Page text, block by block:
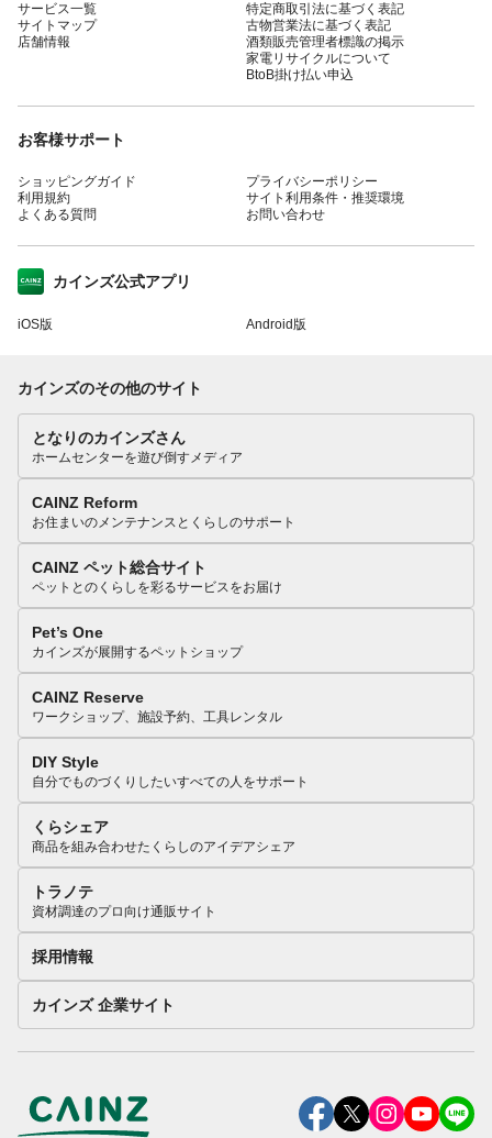
サービス一覧
サイトマップ
店舗情報
特定商取引法に基づく表記
古物営業法に基づく表記
酒類販売管理者標識の掲示
家電リサイクルについて
BtoB掛け払い申込
お客様サポート
ショッピングガイド
利用規約
よくある質問
プライバシーポリシー
サイト利用条件・推奨環境
お問い合わせ
カインズ公式アプリ
iOS版 Android版
カインズのその他のサイト
となりのカインズさん
ホームセンターを遊び倒すメディア
CAINZ Reform
お住まいのメンテナンスとくらしのサポート
CAINZ ペット総合サイト
ペットとのくらしを彩るサービスをお届け
Pet’s One
カインズが展開するペットショップ
CAINZ Reserve
ワークショップ、施設予約、工具レンタル
DIY Style
自分でものづくりしたいすべての人をサポート
くらシェア
商品を組み合わせたくらしのアイデアシェア
トラノテ
資材調達のプロ向け通販サイト
採用情報
カインズ 企業サイト